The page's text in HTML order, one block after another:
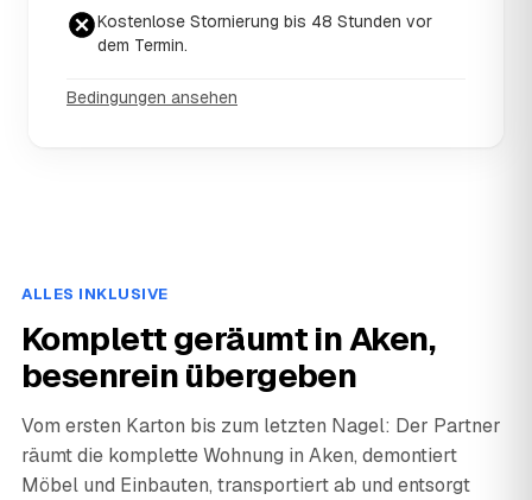
Kostenlose Stornierung bis 48 Stunden vor
dem Termin.
Bedingungen ansehen
ALLES INKLUSIVE
Komplett geräumt in Aken,
besenrein übergeben
Vom ersten Karton bis zum letzten Nagel: Der Partner
räumt die komplette Wohnung in Aken, demontiert
Möbel und Einbauten, transportiert ab und entsorgt